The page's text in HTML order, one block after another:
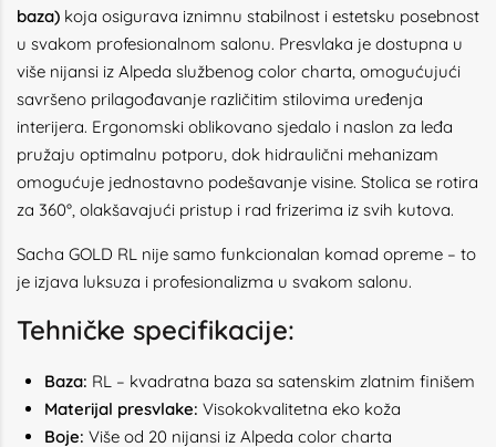
baza) koja osigurava iznimnu stabilnost i estetsku posebnost
u svakom profesionalnom salonu. Presvlaka je dostupna u
više nijansi iz Alpeda službenog color charta, omogućujući
savršeno prilagođavanje različitim stilovima uređenja
interijera. Ergonomski oblikovano sjedalo i naslon za leđa
pružaju optimalnu potporu, dok hidraulični mehanizam
omogućuje jednostavno podešavanje visine. Stolica se rotira
za 360°, olakšavajući pristup i rad frizerima iz svih kutova.
Sacha GOLD RL nije samo funkcionalan komad opreme – to
je izjava luksuza i profesionalizma u svakom salonu.
Tehničke specifikacije:
Baza: RL – kvadratna baza sa satenskim zlatnim finišem
Materijal presvlake: Visokokvalitetna eko koža
Boje: Više od 20 nijansi iz Alpeda color charta